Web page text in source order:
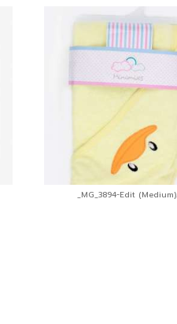
_MG_3894-Edit